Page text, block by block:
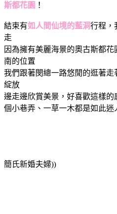
斯都花園 ！
結束有如人間仙境的藍洞行程，
走
因為擁有美麗海景的奧古斯都
南的位置
我們跟著閔總一路悠閒的逛著
綻放
邊走邊欣賞美景，好喜歡這樣
個小巷弄、一草一木都是如此迷
簡氏新婚夫婦))